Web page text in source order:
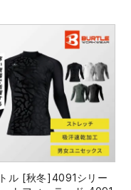
ル [秋冬]4091シリー